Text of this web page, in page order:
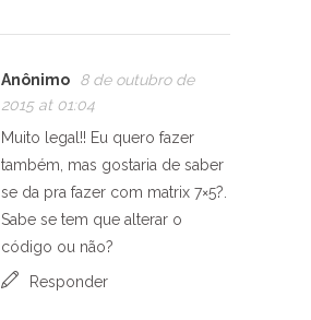
Anônimo
8 de outubro de
2015 at 01:04
Muito legal!! Eu quero fazer
também, mas gostaria de saber
se da pra fazer com matrix 7×5?.
Sabe se tem que alterar o
código ou não?
Responder